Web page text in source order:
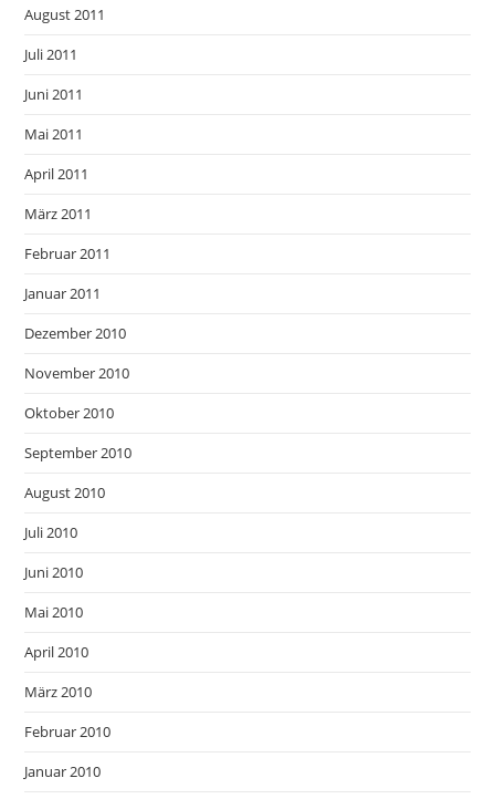
August 2011
Juli 2011
Juni 2011
Mai 2011
April 2011
März 2011
Februar 2011
Januar 2011
Dezember 2010
November 2010
Oktober 2010
September 2010
August 2010
Juli 2010
Juni 2010
Mai 2010
April 2010
März 2010
Februar 2010
Januar 2010